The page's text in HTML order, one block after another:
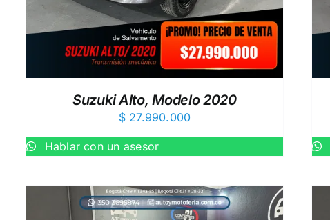
Suzuki Alto, Modelo 2020
$27.990.000
Hablar con un asesor